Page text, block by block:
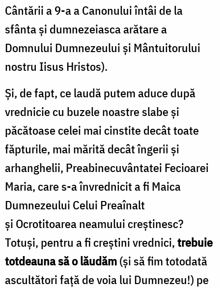
Cântării a 9-a a Canonului întâi de la
sfânta și dumnezeiasca arătare a
Domnului Dumnezeului și Mântuitorului
nostru Iisus Hristos).
Și, de fapt, ce laudă putem aduce după
vrednicie cu buzele noastre slabe și
păcătoase celei mai cinstite decât toate
făpturile, mai mărită decât îngerii și
arhanghelii, Preabinecuvântatei Fecioarei
Maria, care s-a învrednicit a fi Maica
Dumnezeului Celui Preaînalt
și Ocrotitoarea neamului creștinesc?
Totuși, pentru a fi creștini vrednici,trebuie
totdeauna să o lăudăm(și să fim totodată
ascultători față de voia lui Dumnezeu!) pe